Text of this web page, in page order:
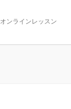
オンラインレッスン